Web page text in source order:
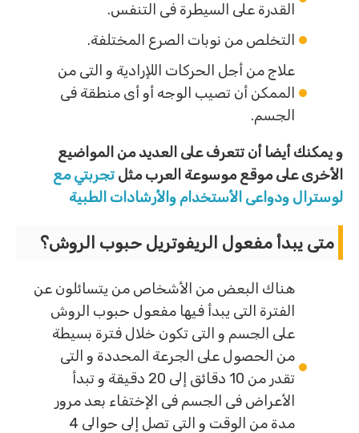
القدرة على السيطرة فى التنفس.
التخلص من نوبات الصرع المختلفة.
علاج من أجل الحركات اللإرادية و التى من
الممكن أن تصيب الوجه أو أى منطقة فى
الجسم.
و يمكنك أيضا أن تتعرف على العديد من المواضيع
الأخرى على موقع موسوعة العرب مثل تجربتي مع
لوسترال ودواعى الأستخدام والأرشادات الطبية
متى يبدأ مفعول الريفوتريل حبوب الروش؟
هناك البعض من الأشخاص من يتسائلون عن
الفترة التى يبدأ فيها مفعول حبوب الروش
على الجسم و التى تكون خلال فترة بسيطة
من الحصول على الجرعة المحددة و التى
تقدر من 10 دقائق إلى 20 دقيقة و تبدأ
الأعراض فى الجسم فى الإختفاء بعد مرور
مدة من الوقت و التى تصل إلى حوالى 4